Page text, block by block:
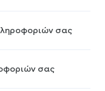
σας
σας